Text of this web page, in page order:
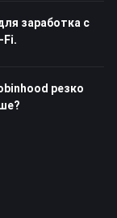
заработка с
Fi.
резко